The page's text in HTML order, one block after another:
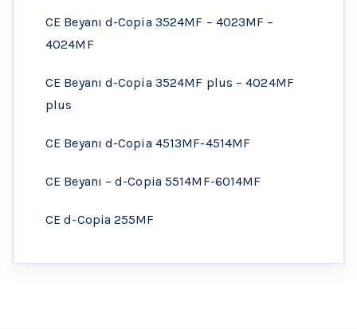
CE Beyanı d-Copia 3524MF – 4023MF –
4024MF
CE Beyanı d-Copia 3524MF plus – 4024MF
plus
CE Beyanı d-Copia 4513MF-4514MF
CE Beyanı – d-Copia 5514MF-6014MF
CE d-Copia 255MF